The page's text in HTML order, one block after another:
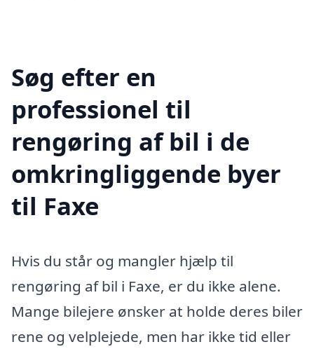
Søg efter en
professionel til
rengøring af bil i de
omkringliggende byer
til Faxe
Hvis du står og mangler hjælp til
rengøring af bil i Faxe, er du ikke alene.
Mange bilejere ønsker at holde deres biler
rene og velplejede, men har ikke tid eller